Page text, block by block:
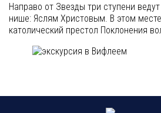
Направо от Звезды три ступени
нише: Яслям Христовым. В этом
католический престол Поклонения